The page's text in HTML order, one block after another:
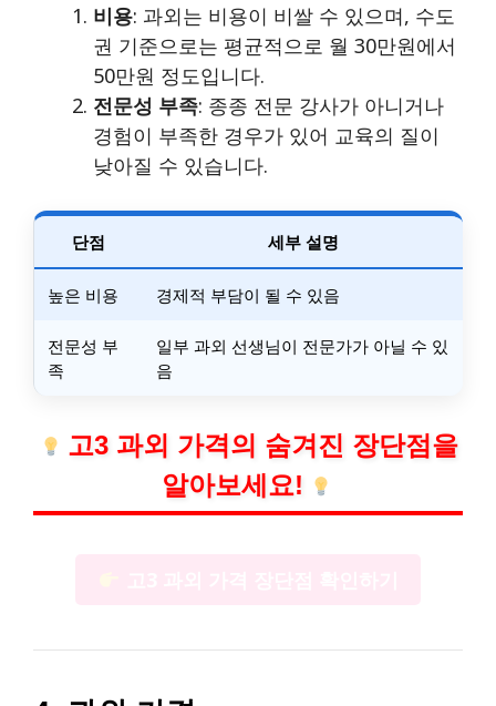
비용: 과외는 비용이 비쌀 수 있으며, 수도
권 기준으로는 평균적으로 월 30만원에서
50만원 정도입니다.
전문성 부족: 종종 전문 강사가 아니거나
경험이 부족한 경우가 있어 교육의 질이
낮아질 수 있습니다.
단점 세부 설명
높은 비용 경제적 부담이 될 수 있음
전문성 부
족
일부 과외 선생님이 전문가가 아닐 수 있
음
고3 과외 가격의 숨겨진 장단점을
알아보세요!